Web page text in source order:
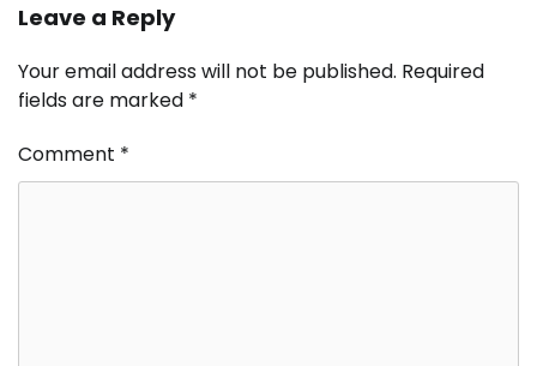
Leave a Reply
Your email address will not be published. Required
fields are marked *
Comment *